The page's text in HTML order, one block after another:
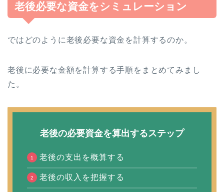
老後必要な資金をシミュレーション
ではどのように老後必要な資金を計算するのか。
老後に必要な金額を計算する手順をまとめてみまし
た。
老後の必要資金を算出するステップ
老後の支出を概算する
老後の収入を把握する